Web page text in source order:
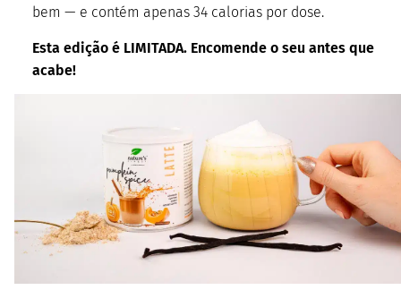
bem — e contém apenas 34 calorias por dose.
Esta edição é LIMITADA. Encomende o seu antes que
acabe!